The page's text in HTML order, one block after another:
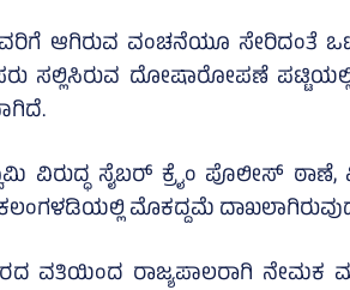
ಆಗಿರುವ ವಂಚನೆಯೂ ಸೇರಿದಂತೆ
ಸಲ್ಲಿಸಿರುವ ದೋಷಾರೋಪಣೆ
ವಿರುದ್ಧ ಸೈಬರ್ ಕ್ರೈಂ ಪೊಲೀಸ್‌
ಮೊಕದ್ದಮೆ
ವತಿಯಿಂದ ರಾಜ್ಯಪಾಲರಾಗಿ